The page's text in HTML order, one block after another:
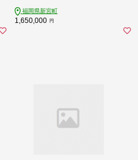
福岡県新宮町
1,650,000 円